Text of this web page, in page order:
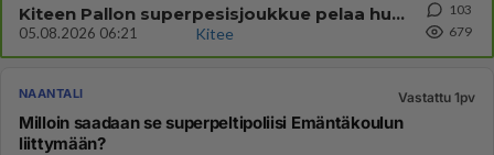
Kiteen Pallon superpesisjoukkue pelaa huumeiden vaikutuksen alaisena
05.08.2026 06:21 Kitee
103
679
NAANTALI Vastattu 1pv
Milloin saadaan se superpeltipoliisi Emäntäkoulun
liittymään?